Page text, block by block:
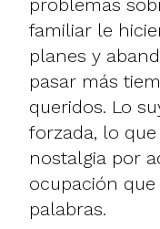
problemas
familiar le
planes y
pasar más
queridos. Lo
forzada, lo
nostalgia por
ocupación
palabras.